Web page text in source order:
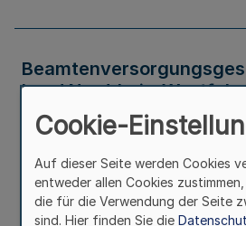
Land Nordrhein-
LBeamtVG NRW)
In Kraft Seit 01. Juli 2016
Cookie-
Auf dieser Seite werden Cookies
entweder allen Cookies
die für die Verwendung der Seite
sind. Hier finden Sie die